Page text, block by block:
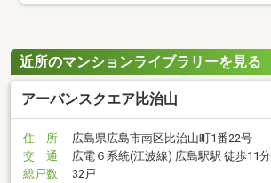
近所のマンションライブラリーを見る
アーバンスクエア比治山
住 所
広島県広島市南区比治山町1番22号
交 通
広電６系統(江波線) 広島駅駅 徒歩11分
総戸数
32戸